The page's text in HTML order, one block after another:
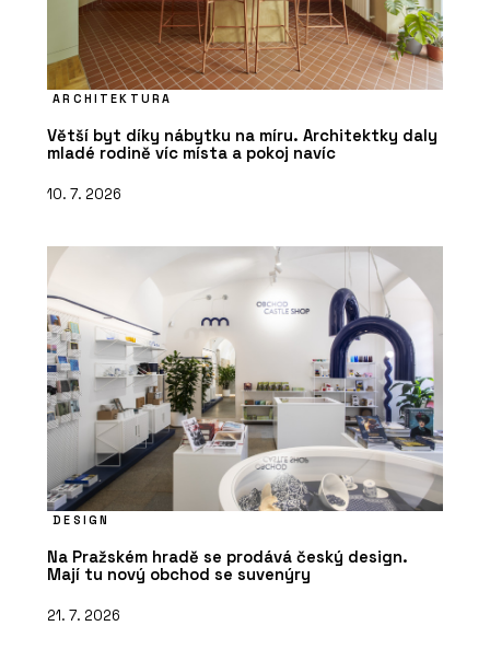
ARCHITEKTURA
Větší byt díky nábytku na míru. Architektky daly
mladé rodině víc místa a pokoj navíc
10. 7. 2026
DESIGN
Na Pražském hradě se prodává český design.
Mají tu nový obchod se suvenýry
21. 7. 2026